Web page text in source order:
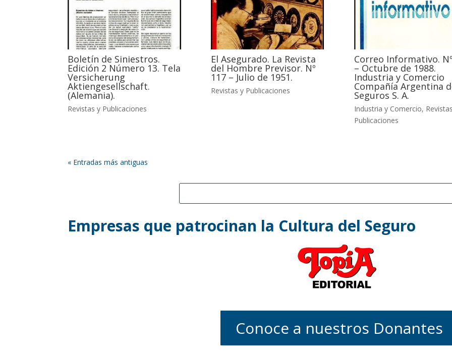
Boletín de Siniestros.
Edición 2 Número 13. Tela
Versicherung
Aktiengesellschaft.
(Alemania).
Revistas y Publicaciones
El Asegurado. La Revista
del Hombre Previsor. Nº
117 – Julio de 1951.
Revistas y Publicaciones
Correo Informativo.
– Octubre de 1988.
Industria y Comercio
Compañía Argentina
Seguros S. A.
Industria y Comercio,
Publicaciones
« Entradas más antiguas
Empresas que patrocinan la Cultura del Seguro
Conoce a nuestros Donantes